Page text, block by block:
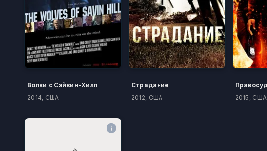
Волки с Сэйвин-Хилл
2014, США
Страдание
2012, США
2015, США